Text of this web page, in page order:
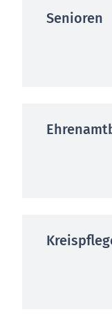
Senioren